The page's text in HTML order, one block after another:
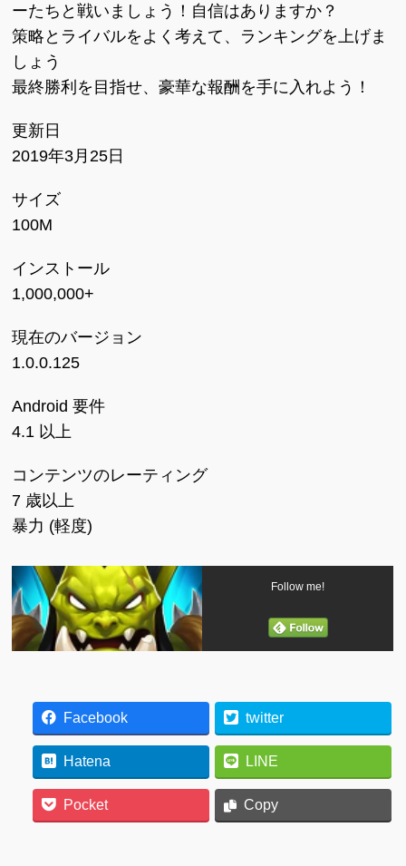
ーたちと戦いましょう！自信はありますか？
策略とライバルをよく考えて、ランキングを上げま
しょう
最終勝利を目指せ、豪華な報酬を手に入れよう！
更新日
2019年3月25日
サイズ
100M
インストール
1,000,000+
現在のバージョン
1.0.0.125
Android 要件
4.1 以上
コンテンツのレーティング
7 歳以上
暴力 (軽度)
Follow me!
Facebook twitter
Hatena LINE
Pocket Copy